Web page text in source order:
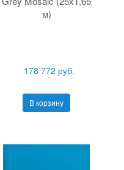
м)
178 772 руб.
В корзину